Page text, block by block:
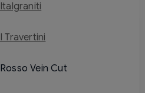
Italgraniti
I Travertini
Rosso Vein Cut